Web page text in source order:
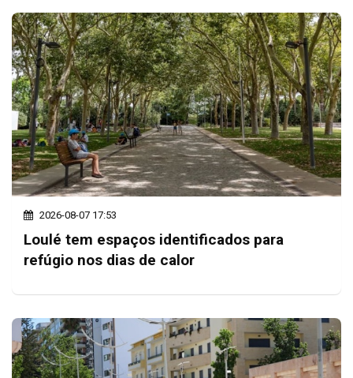
2026-08-07 17:53
Loulé tem espaços identificados para
refúgio nos dias de calor